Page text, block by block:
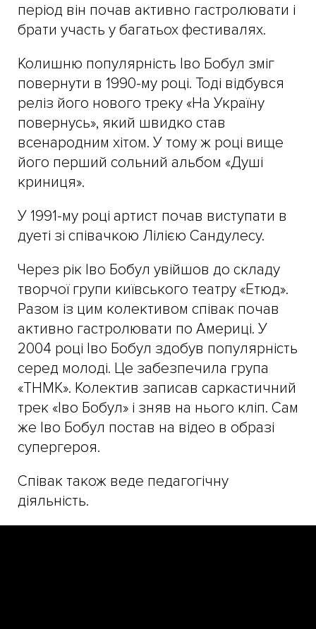
період він почав активно гастролювати і
брати участь у багатьох фестивалях.
Колишню популярність Іво Бобул зміг
повернути в 1990-му році. Тоді відбувся
реліз його нового треку «На Україну
повернусь», який швидко став
всенародним хітом. У тому ж році вище
його перший сольний альбом «Душі
криниця».
У 1991-му році артист почав виступати в
дуеті зі співачкою Лілією Сандулесу.
Через рік Іво Бобул увійшов до складу
творчої групи київського театру «Етюд».
Разом із цим колективом співак почав
активно гастролювати по Америці. У
2004 році Іво Бобул здобув популярність
серед молоді. Це забезпечила група
«ТНМК». Колектив записав саркастичний
трек «Іво Бобул» і зняв на нього кліп. Сам
же Іво Бобул постав на відео в образі
супергероя.
Співак також веде педагогічну
діяльність.